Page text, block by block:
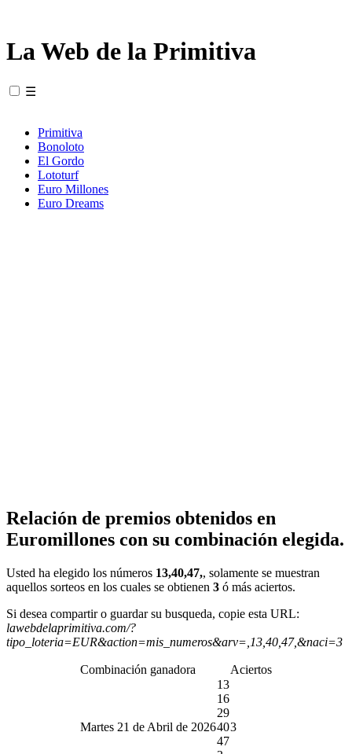
La Web de la Primitiva
☰
Primitiva
Bonoloto
El Gordo
Lototurf
Euro Millones
Euro Dreams
Relación de premios obtenidos en
Euromillones con su combinación elegida.
Usted ha elegido los números 13,40,47,, solamente se muestran
aquellos sorteos en los cuales se obtienen 3 ó más aciertos.
Si desea compartir o guardar su busqueda, copie esta URL:
lawebdelaprimitiva.com/?
tipo_loteria=EUR&action=mis_numeros&arv=,13,40,47,&naci=3
Combinación ganadora Aciertos
Martes 21 de Abril de 2026
13
16
29
40
47
3